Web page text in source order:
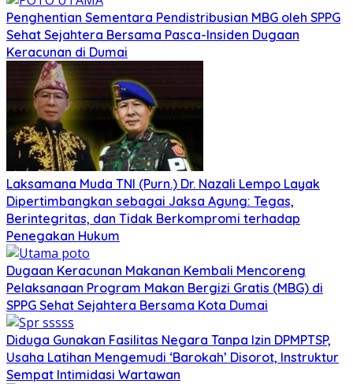
Penghentian Sementara Pendistribusian MBG oleh SPPG
Sehat Sejahtera Bersama Pasca-Insiden Dugaan
Keracunan di Dumai
Laksamana Muda TNI (Purn.) Dr. Nazali Lempo Layak
Dipertimbangkan sebagai Jaksa Agung: Tegas,
Berintegritas, dan Tidak Berkompromi terhadap
Penegakan Hukum
Dugaan Keracunan Makanan Kembali Mencoreng
Pelaksanaan Program Makan Bergizi Gratis (MBG) di
SPPG Sehat Sejahtera Bersama Kota Dumai
Diduga Gunakan Fasilitas Negara Tanpa Izin DPMPTSP,
Usaha Latihan Mengemudi ‘Barokah’ Disorot, Instruktur
Sempat Intimidasi Wartawan